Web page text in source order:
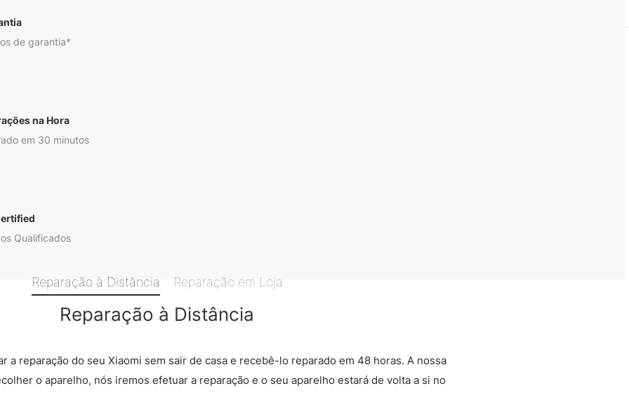
de garantia*
na Hora
em 30 minutos
Qualificados
Reparação à Distância Reparação em Loja
Reparação à Distância
a reparação do seu Xiaomi sem sair de casa e recebê-lo reparado em 48 horas. A nossa
o aparelho, nós iremos efetuar a reparação e o seu aparelho estará de volta a si no